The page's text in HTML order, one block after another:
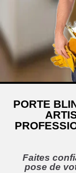
PORTE
Faites
pose de